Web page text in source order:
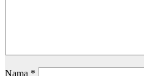
Nama *